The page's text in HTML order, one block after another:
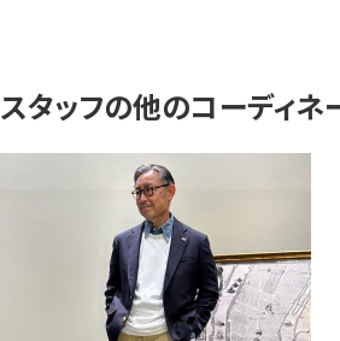
スタッフの他のコーディネ